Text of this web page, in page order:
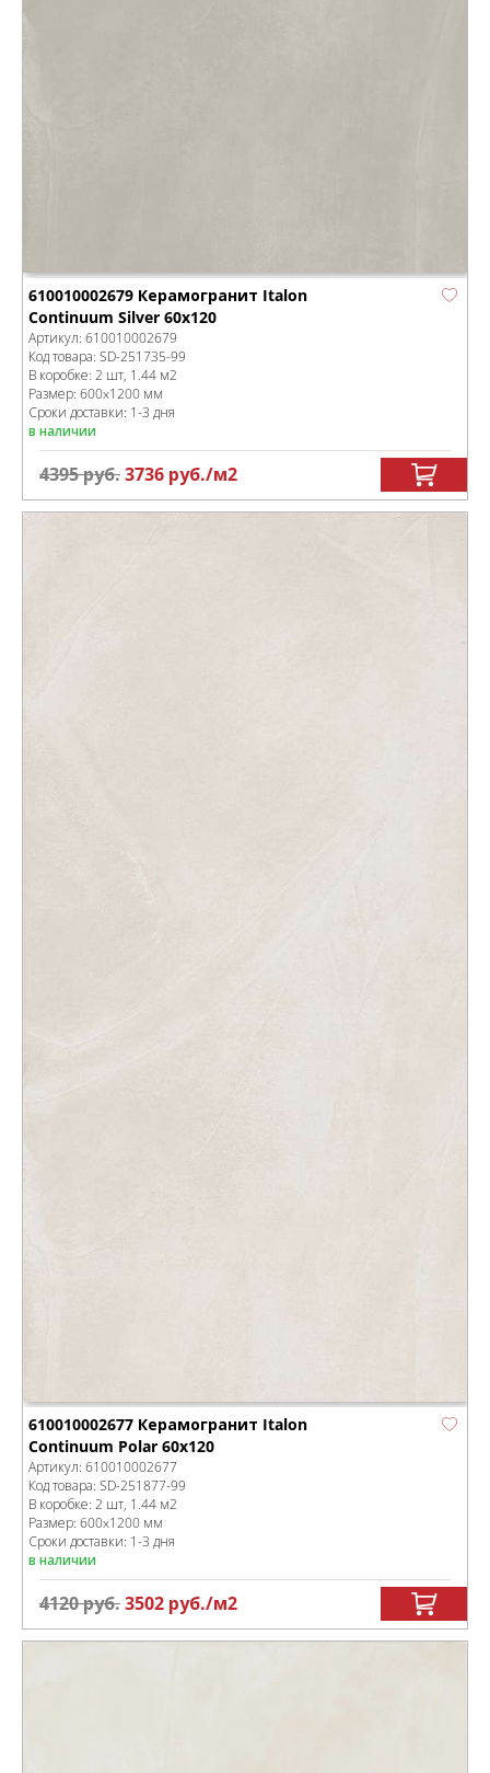
610010002679 Керамогранит Italon
Continuum Silver 60x120
Артикул: 610010002679
Код товара: SD-251735-99
В коробке: 2 шт, 1.44 м2
Размер: 600x1200 мм
Сроки доставки: 1-3 дня
в наличии
4395руб.3736 руб./м2
610010002677 Керамогранит Italon
Continuum Polar 60x120
Артикул: 610010002677
Код товара: SD-251877-99
В коробке: 2 шт, 1.44 м2
Размер: 600x1200 мм
Сроки доставки: 1-3 дня
в наличии
4120руб.3502 руб./м2